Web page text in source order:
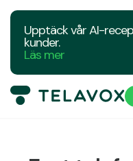
Upptäck vår AI-
kunder.
Läs mer